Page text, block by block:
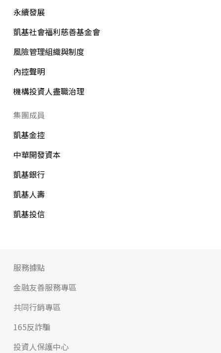
永續發展
凱基社會福利慈善基金會
風險管理組織與制度
內控聲明
機構投資人盡職治理
集團成員
凱基金控
中華開發資本
凱基銀行
凱基人壽
凱基投信
服務據點
金融友善服務專區
共同行銷專區
165反詐騙
投資人保護中心